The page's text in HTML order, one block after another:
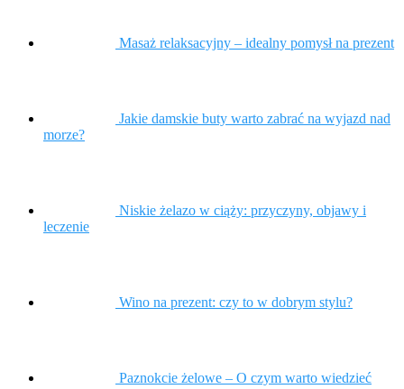
Masaż relaksacyjny – idealny pomysł na prezent
Jakie damskie buty warto zabrać na wyjazd nad
morze?
Niskie żelazo w ciąży: przyczyny, objawy i
leczenie
Wino na prezent: czy to w dobrym stylu?
Paznokcie żelowe – O czym warto wiedzieć